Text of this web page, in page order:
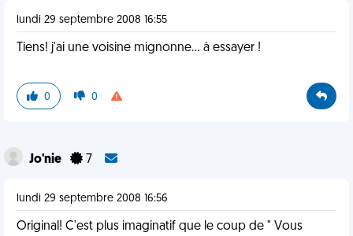
lundi 29 septembre 2008 16:55
Tiens! j'ai une voisine mignonne... à essayer !
0 0
Jo'nie 7
lundi 29 septembre 2008 16:56
Original! C'est plus imaginatif que le coup de " Vous